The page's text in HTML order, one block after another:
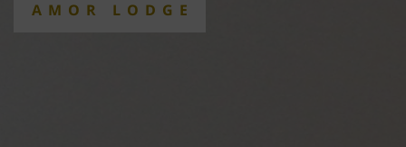
AMOR LODGE